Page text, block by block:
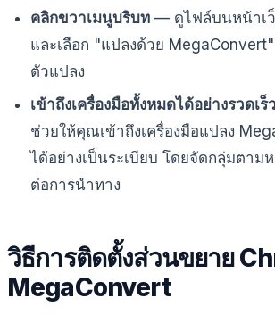
คลิกขวาเมนูบริบท— ดูไฟล์บนหน้าเ
และเลือก "แปลงด้วย MegaConvert"
ตัวแปลง
เข้าถึงเครื่องมือทั้งหมดได้อย่างรวดเร็ว
ช่วยให้คุณเข้าถึงเครื่องมือแปลง
ได้อย่างเป็นระเบียบ โดยจัดกลุ่มตาม
ต่อการนำทาง
วิธีการติดตั้งส่วนขยาย
MegaConvert